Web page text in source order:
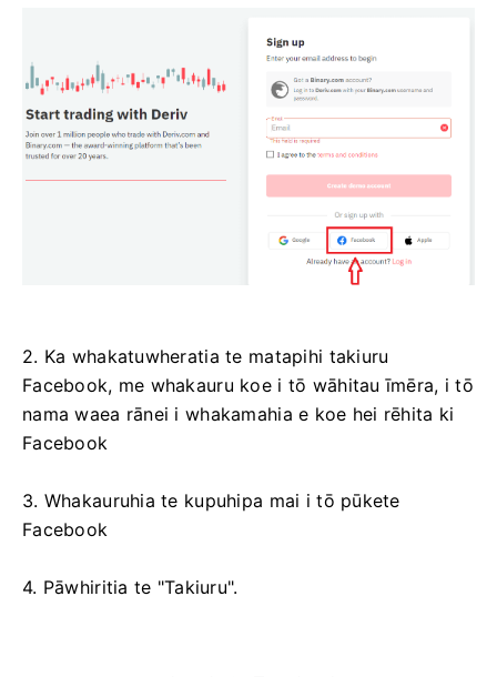
2. Ka whakatuwheratia te matapihi takiuru
Facebook, me whakauru koe i tō wāhitau īmēra, i tō
nama waea rānei i whakamahia e koe hei rēhita ki
Facebook
3. Whakauruhia te kupuhipa mai i tō pūkete
Facebook
4. Pāwhiritia te "Takiuru".